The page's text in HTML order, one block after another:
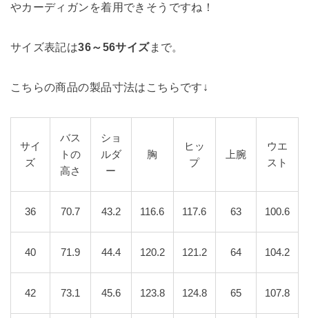
やカーディガンを着用できそうですね！
サイズ表記は36～56サイズまで。
こちらの商品の製品寸法はこちらです↓
サイ
ズ
バス
トの
高さ
ショ
ルダ
ー
胸
ヒッ
プ
上腕
ウエ
スト
36 70.7 43.2 116.6 117.6 63 100.6
40 71.9 44.4 120.2 121.2 64 104.2
42 73.1 45.6 123.8 124.8 65 107.8